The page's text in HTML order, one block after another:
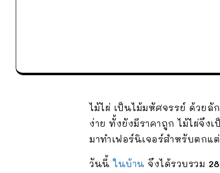
ไม้ไผ่ เป็นไม้มหัศจรรย์ ด้วย
ง่าย ทั้งยังมีราคาถูก ไม้ไผ่จึง
มาทำเฟอร์นิเจอร์สำหรับตกแ
วันนี้ในบ้าน จึงได้รวบรวม